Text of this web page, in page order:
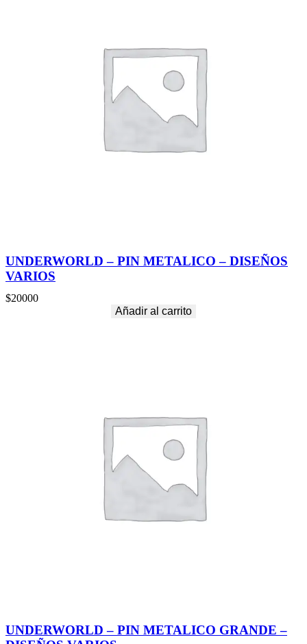
UNDERWORLD – PIN METALICO – DISEÑOS
VARIOS
$20000
Añadir al carrito
UNDERWORLD – PIN METALICO GRANDE –